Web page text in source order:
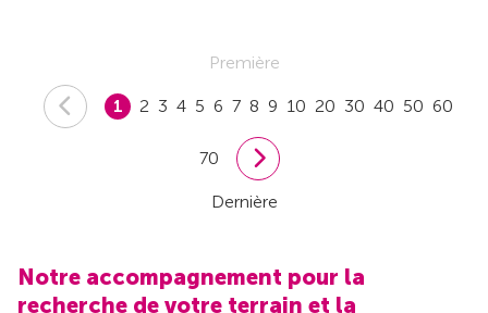
Première
1 2 3 4 5 6 7 8 9 10 20 30 40 50 60
70
Dernière
Notre accompagnement pour la
recherche de votre terrain et la